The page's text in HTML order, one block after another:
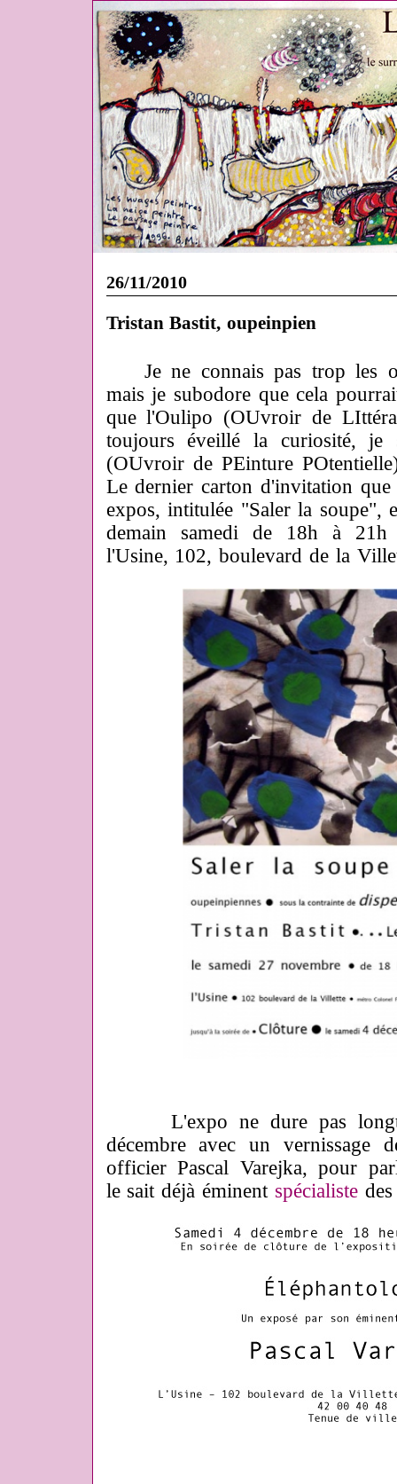
26/11/2010
Tristan Bastit, oupeinpien
Je ne connais pas trop les
mais je subodore que cela
que l'Oulipo (OUvroir de
toujours éveillé la curiosité, je
(OUvroir de PEinture
Le dernier carton d'invitation
expos, intitulée "Saler la soupe",
demain samedi de 18h à 21h
l'Usine, 102, boulevard de la
L'expo ne dure pas
décembre avec un vernissage
officier Pascal Varejka, pour
le sait déjà éminent spécialistedes